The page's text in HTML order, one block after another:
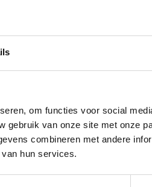
om functies voor social
gebruik van onze site met onze
combineren met andere
hun services.
LinkedIn
ontworpen & ontwikkeld door